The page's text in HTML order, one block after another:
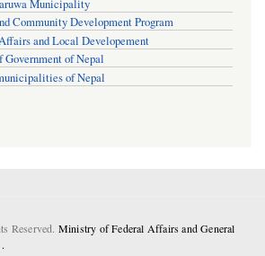
Municipality
Community Development Program
and Local Developement
of Nepal
of Nepal
Reserved. Ministry of Federal Affairs and General